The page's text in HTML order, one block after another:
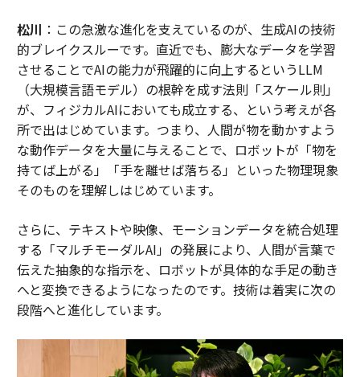
松川 ：この急激な進化を支えているのが、生成AIの技術
的ブレイクスルーです。直近でも、膨大なデータを学習
させることでAIの能力が飛躍的に向上するというLLM
（大規模言語モデル）の根幹を成す法則「スケール則」
が、フィジカルAIにおいても成立する、という考えが各
所で出はじめています。つまり、人間が物を動かすよう
な動作データを大量に与えることで、ロボットが「物を
持てば上がる」「手を離せば落ちる」といった物理現象
そのものを理解しはじめています。
さらに、テキストや映像、モーションデータを統合処理
する「マルチモーダルAI」の発展により、人間が言葉で
伝えた抽象的な指示を、ロボットが具体的な手足の動き
へと変換できるようになったのです。技術は着実に次の
段階へと進化しています。